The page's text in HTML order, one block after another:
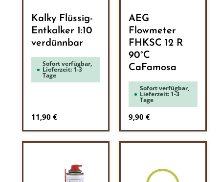
Kalky Flüssig-
Entkalker 1:10
verdünnbar
Sofort verfügbar,
Lieferzeit: 1-3
Tage
Regulärer Preis:
11,90 €
AEG
Flowmeter
FHKSC 12 R
90°C
CaFamosa
Sofort verfügbar,
Lieferzeit: 1-3
Tage
Regulärer Preis:
9,90 €